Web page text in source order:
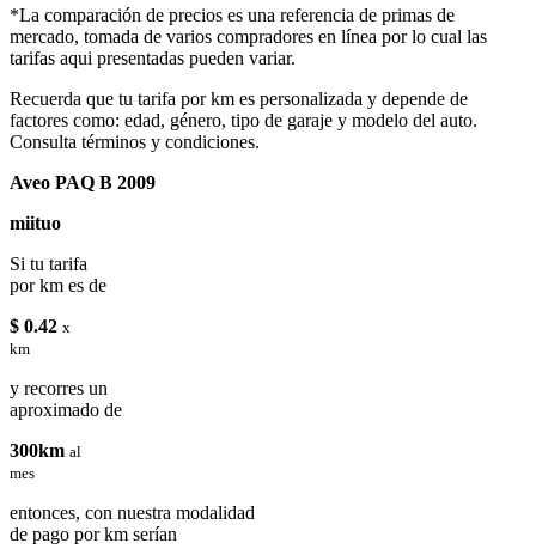
*La comparación de precios es una referencia de primas de
mercado, tomada de varios compradores en línea por lo cual las
tarifas aqui presentadas pueden variar.
Recuerda que tu tarifa por km es personalizada y depende de
factores como: edad, género, tipo de garaje y modelo del auto.
Consulta términos y condiciones.
Aveo PAQ B 2009
miituo
Si tu tarifa
por km es de
$ 0.42 x
km
y recorres un
aproximado de
300km al
mes
entonces, con nuestra modalidad
de pago por km serían